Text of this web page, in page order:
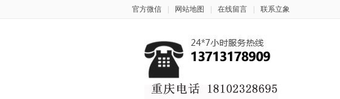
官方微信 网站地图 在线留言 联系立象